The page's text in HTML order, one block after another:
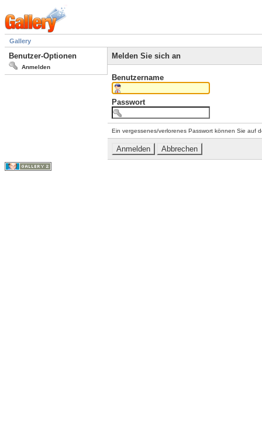
Gallery
Benutzer-Optionen
Anmelden
Melden Sie sich an
Benutzername
Passwort
Ein vergessenes/verlorenes Passwort können Sie auf